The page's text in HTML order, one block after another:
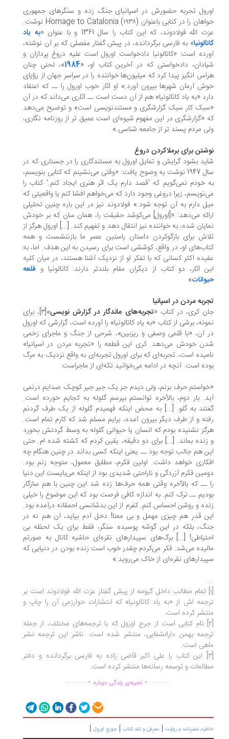
تجربه حضورش در اسپانیای جنگ زده و سنگرهای جمهوری
خواهان را در کتابی باعنوان Homage to Catalonia (۱۹۳۸) نوشت.
الله فولادوند، که این کتاب را سال 1361 و با عنوان «
به یاد
» به فارسی برگردانده، در پیش گفتار مفصلی که بر آن نوشته،
است: «کاتالونیا دادخواست اورول است علیه دروغ پردازان و
دادخواستی که در آخرین کتاب او، « 1984»، لحنی چنان
انگیز پیدا کرد که میلیون‌ها خواننده را در سراسر جهان از رؤیای
آرمان شهرها بیرون آورد.» او آثار خوب اورول را ــ که اعتقاد
«به یاد کاتالونیا» هم از آن دست است ــ آثاری می‌داند که در آن
کار سبک گزارشگری و مستندنویسی است» و توضیح می‌دهد
«گزارشگری در این مفهوم شیوه‌ای است عمیق تر از روزنامه نگاری،
مردم پسند تر از جامعه شناسی.»
برای برملاکردن دروغ
بشود گرایش و تمایل اورول به مستندگاری را در جستاری که در
سال 1947 نوشت به وضوح یافت: «وقتی می‌نشینم که کتابی بنویسم،
خودم نمی‌گویم که ‘قصد دارم یک اثر هنری ایجاد کنم.’ کتاب را
زیرا دروغی وجود دارد که می‌خواهم افشا کنم یا واقعیتی که
دارم به آن توجه شود.» فولادوند نیز در این باره چنین تحلیلی
می‌دهد: «[اورول] می‌کوشد حقیقت را، همان سان که بر خودش
شده، به خواننده نیز انتقال دهد و تفهیم کند. [...] اورول هرگز از
برای بازگوکردن داستان راستین عصر ما بازننشست و همه
او، در واقع، کوششی است برای رسیدن به این هدف. اما، به
اکثر کسانی که با تفکر او از نزدیک آشنا هستند، در میان کلیه
آثار، دو کتاب از دیگران مقام بلندتر دارند: کاتالونیا وقلعه
»
مردن در اسپانیا
کری، در کتاب «تجربه‌های ماندگار در گزارش نویسی
»[۳]، برای
برشی از کتاب «به یاد کاتالونیا» را آورده است، گزارشی که اورول
آن، «با قلمی وصفی و ریزبین»، شرحی از جنگ و ماجرای زخمی
خودش می‌دهد. کری این قطعه را «تجربه مردن در اسپانیا»
است، تجربه‌ای که برای اورول تجربه‌ای به واقع نزدیک به مرگ
است. آنچه در ادامه می‌خوانید تکه‌ای از ماجراست:
حرف بزنم، ولی دیدم جز یک جیر جیر کوچک صدایم درنمی
بار دوم، بالأخره توانستم بپرسم گلوله به کجایم خورده است.
به گلو. [...] به محض اینکه فهمیدم گلوله از یک طرف گردنم
و از طرف دیگر بیرون آمده، برایم مسلم شد که کارم تمام است.
نشنیده بودم که انسان یا حیوانی گلوله به وسط گردنش بخورد
بماند. [...] برای دو دقیقه، یقین کردم که کشته شده ام. حتی
هم جالب توجه بود ــ یعنی اینکه کسی بداند در چنین هنگام چه
خواهد داشت. اولین فکرم، مطابق معمول، متوجه زنم بود.
فکرم آزردگی و ناراحتی شدیدی بود از اینکه می‌بایست این دنیا
ــ که بالأخره وقتی همه حرف‌ها زده شد این چنین با هم سازگار
ــ ترک کنم. به اندازه کافی فرصت بود که این موضوع را خیلی
و روشن احساس کنم. کفرم از این بدشانسی احمقانه درآمده بود.
قدر هم چیزی مهمل و بی معنا! دخل آدم بیاید، آن هم نه در
بلکه در این گوشه پوسیده سنگر، فقط برای یک لحظه بی
[...] برگ‌های سپیدارهای نقره‌ای حاشیه کانال به صورتم
می‌شد. فکر می‌کردم چقدر خوب است زنده بودن در دنیایی که
نقره‌ای از خاک می‌روید.»
[۱] تمام مطالب داخل گیومه از پیش گفتار عزت الله فولادوند است بر
اش از «به یاد کاتالونیا» که انتشارات خوارزمی آن را چاپ و
کرده است.
[۲] نام کتابی است از جرج اورول که با ترجمه‌های مختلف، از جمله
بهمن دارالشفایی، منتشر شده است. ناشر این ترجمه نشر
است.
[۳] این کتاب را علی اکبر قاضی زاده به فارسی برگردانده و دفتر
و توسعه رسانه‌ها منتشر کرده است.
...............
. تجربه‌ی زندگی دوباره.
..............
سفرنامه‌ و روایت|معرفی و نقد کتاب|جورج اورول|